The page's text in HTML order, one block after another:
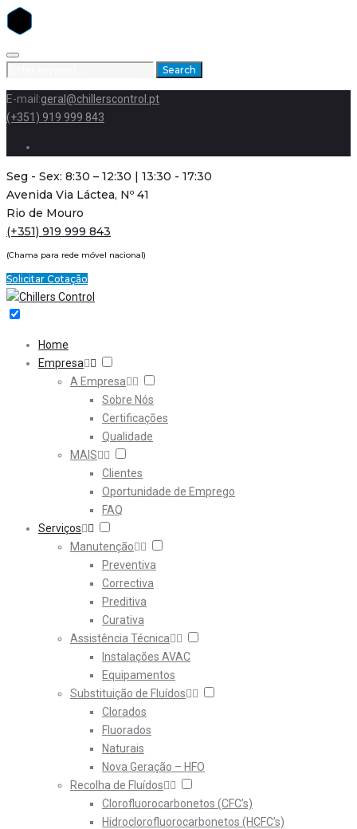
Skip
Search
E-mail:geral@chillerscontrol.pt
(+351) 919 999 843
Seg - Sex: 8:30 – 12:30 | 13:30 - 17:30
Avenida Via Láctea, Nº 41
Rio de Mouro
(+351) 919 999 843
(Chama para rede móvel nacional)
Solicitar Cotação
Home
Empresa
A Empresa
Sobre Nós
Certificações
Qualidade
MAIS
Clientes
Oportunidade de Emprego
FAQ
Serviços
Manutenção
Preventiva
Correctiva
Preditiva
Curativa
Assistência Técnica
Instalações AVAC
Equipamentos
Substituição de Fluídos
Clorados
Fluorados
Naturais
Nova Geração – HFO
Recolha de Fluídos
Clorofluorocarbonetos (CFC’s)
Hidroclorofluorocarbonetos (HCFC’s)